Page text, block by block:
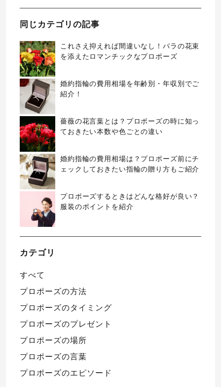
同じカテゴリの記事
これさえ抑えれば間違いなし！バラの花束
を添えたロマンチックなプロポーズ
婚約指輪の費用相場を年齢別・年収別でご
紹介！
薔薇の花言葉とは？プロポーズの時に知っ
ておきたい本数や色ごとの違い
婚約指輪の費用相場は？プロポーズ前にチ
ェックしておきたい指輪の贈り方もご紹介
プロポーズするときはどんな格好が良い？
服装のポイントを紹介
カテゴリ
すべて
プロポーズの方法
プロポーズのタイミング
プロポーズのプレゼント
プロポーズの場所
プロポーズの言葉
プロポーズのエピソード